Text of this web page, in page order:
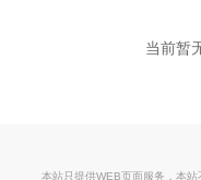
当前暂
本站只提供WEB页面服务，本